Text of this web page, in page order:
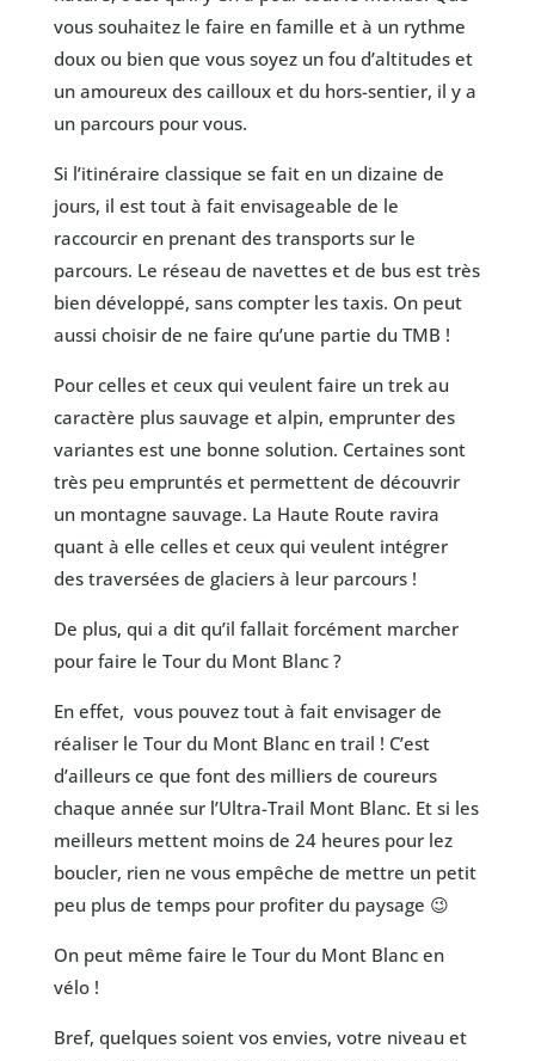
vous souhaitez le faire en famille et à un rythme
doux ou bien que vous soyez un fou d’altitudes et
un amoureux des cailloux et du hors-sentier, il y a
un parcours pour vous.
Si l’itinéraire classique se fait en un dizaine de
jours, il est tout à fait envisageable de le
raccourcir en prenant des transports sur le
parcours. Le réseau de navettes et de bus est très
bien développé, sans compter les taxis. On peut
aussi choisir de ne faire qu’une partie du TMB !
Pour celles et ceux qui veulent faire un trek au
caractère plus sauvage et alpin, emprunter des
variantes est une bonne solution. Certaines sont
très peu empruntés et permettent de découvrir
un montagne sauvage. La Haute Route ravira
quant à elle celles et ceux qui veulent intégrer
des traversées de glaciers à leur parcours !
De plus, qui a dit qu’il fallait forcément marcher
pour faire le Tour du Mont Blanc ?
En effet, vous pouvez tout à fait envisager de
réaliser le Tour du Mont Blanc en trail ! C’est
d’ailleurs ce que font des milliers de coureurs
chaque année sur l’Ultra-Trail Mont Blanc. Et si les
meilleurs mettent moins de 24 heures pour lez
boucler, rien ne vous empêche de mettre un petit
peu plus de temps pour profiter du paysage 😉
On peut même faire le Tour du Mont Blanc en
vélo !
Bref, quelques soient vos envies, votre niveau et